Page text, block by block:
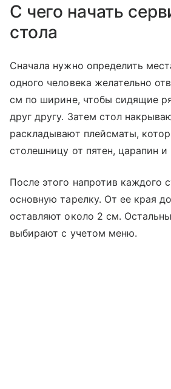
С чего начать
стола
Сначала нужно определить
одного человека желательно
см по ширине, чтобы сидящие
друг другу. Затем стол
раскладывают плейсматы,
столешницу от пятен, царапин и
После этого напротив каждого
основную тарелку. От ее края
оставляют около 2 см.
выбирают с учетом меню.